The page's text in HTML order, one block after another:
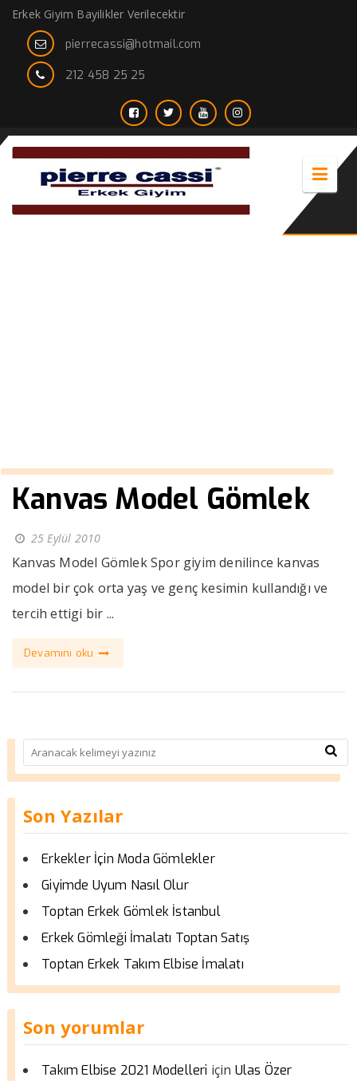
Erkek Giyim Bayilikler Verilecektir
pierrecassi@hotmail.com
212 458 25 25
Kanvas Model Gömlek
25 Eylül 2010
Kanvas Model Gömlek Spor giyim denilince kanvas
model bir çok orta yaş ve genç kesimin kullandığı ve
tercih ettigi bir ...
Devamını oku
Son Yazılar
Erkekler İçin Moda Gömlekler
Giyimde Uyum Nasıl Olur
Toptan Erkek Gömlek İstanbul
Erkek Gömleği İmalatı Toptan Satış
Toptan Erkek Takım Elbise İmalatı
Son yorumlar
Takım Elbise 2021 Modelleri için Ulas Özer